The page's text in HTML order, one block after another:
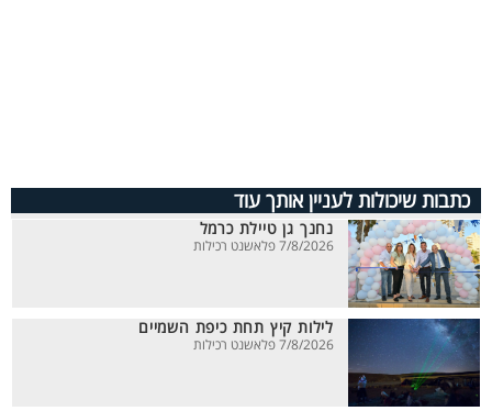
כתבות שיכולות לעניין אותך עוד
נחנך גן טיילת כרמל
7/8/2026 פלאשנט רכילות
לילות קיץ תחת כיפת השמיים
7/8/2026 פלאשנט רכילות